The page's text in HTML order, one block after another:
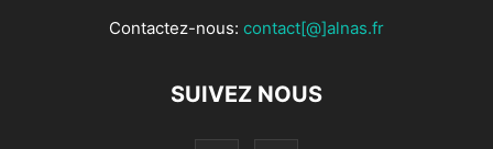
Contactez-nous: contact[@]alnas.fr
SUIVEZ NOUS